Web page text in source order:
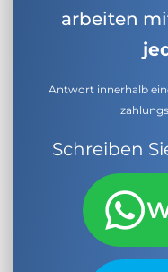
arbeiten
Antwort innerhalb
Schreiben